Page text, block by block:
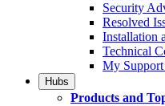
Security
Resolved
Installation
Technical
My Support
Hubs
Products and